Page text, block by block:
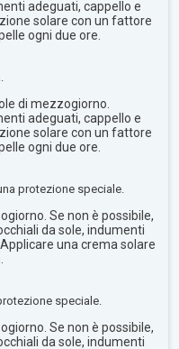
adeguati, cappello e
solare con un fattore
ogni due ore.
di mezzogiorno.
adeguati, cappello e
solare con un fattore
ogni due ore.
protezione speciale.
Se non è possibile,
da sole, indumenti
una crema solare
speciale.
Se non è possibile,
da sole, indumenti